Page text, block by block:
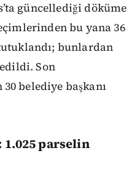
güncellediği döküme
bu yana 36
bunlardan
Son
belediye başkanı
1.025 parselin